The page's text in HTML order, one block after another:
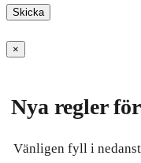
×
Nya regler
Vänligen fyll i